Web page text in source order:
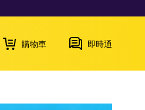
購物車 即時通